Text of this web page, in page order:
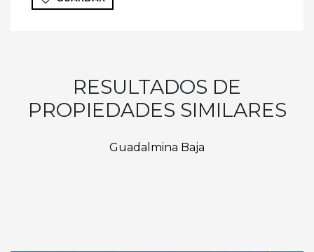
RESULTADOS DE
PROPIEDADES SIMILARES
Guadalmina Baja